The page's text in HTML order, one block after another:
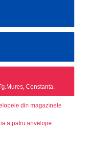
Constanta.
din magazinele
a patru anvelope.